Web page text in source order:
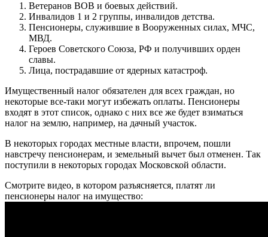
Ветеранов ВОВ и боевых действий.
Инвалидов 1 и 2 группы, инвалидов детства.
Пенсионеры, служившие в Вооруженных силах, МЧС,
МВД.
Героев Советского Союза, РФ и получивших орден
славы.
Лица, пострадавшие от ядерных катастроф.
Имущественный налог обязателен для всех граждан, но
некоторые все-таки могут избежать оплаты. Пенсионеры
входят в этот список, однако с них все же будет взиматься
налог на землю, например, на дачный участок.
В некоторых городах местные власти, впрочем, пошли
навстречу пенсионерам, и земельный вычет был отменен. Так
поступили в некоторых городах Московской области.
Смотрите видео, в котором разъясняется, платят ли
пенсионеры налог на имущество: